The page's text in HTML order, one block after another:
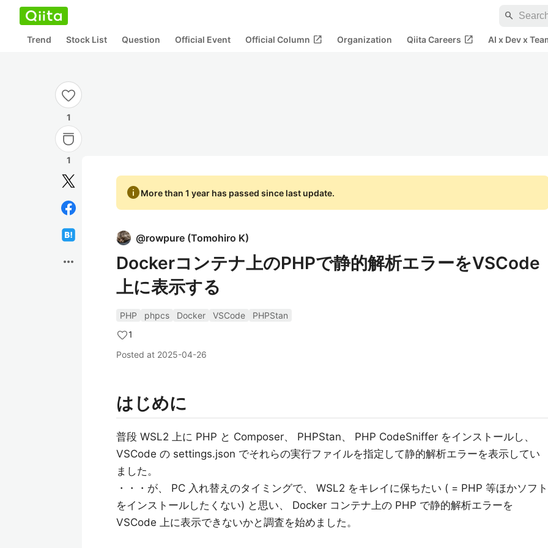
search
Trend Stock List Question Official Event Official Column open_in_new Organization Qiita Careers open_in_new AI x Dev x
1
1
more_horiz
infoMore than 1 year has passed since last update.
@rowpure (Tomohiro K)
Dockerコンテナ上のPHPで静的解析エラーをVSCode
上に表示する
PHP phpcs Docker VSCode
PHPStan
1
Posted at 2025-04-26
はじめに
普段 WSL2 上に PHP と Composer、 PHPStan、 PHP CodeSniffer をインストールし、
VSCode の settings.json でそれらの実行ファイルを指定して静的解析エラーを表示してい
ました。
・・・が、 PC 入れ替えのタイミングで、 WSL2 をキレイに保ちたい ( = PHP 等ほかソフト
をインストールしたくない) と思い、 Docker コンテナ上の PHP で静的解析エラーを
VSCode 上に表示できないかと調査を始めました。